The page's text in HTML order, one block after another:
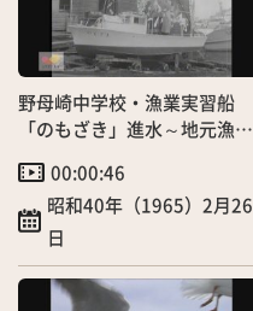
野母崎中学校・漁業実習船
「のもざき」進水～地元漁協
00:00:46
昭和40年（1965）2月26
日